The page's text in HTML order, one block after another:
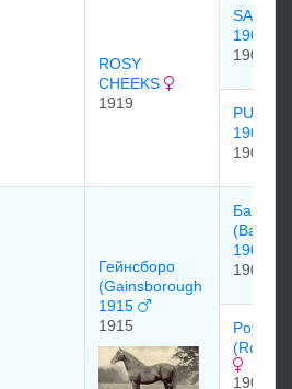
ROSY
CHEEKS
1919
SAINT
1907
1907
PURITY
1903
1903
Гейнсборо
(Gainsborough
1915
1915
1906
1906
1907